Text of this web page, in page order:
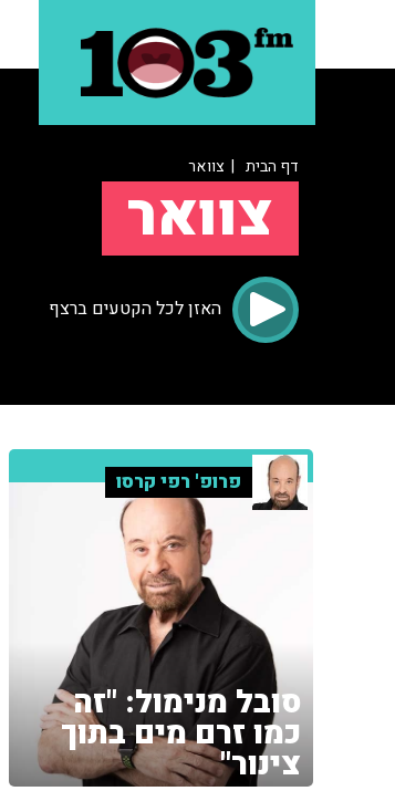
דף הבית | צוואר
צוואר
האזן לכל הקטעים ברצף
פרופ' רפי קרסו
סובל מנימול: "זה
כמו זרם מים בתוך
צינור"